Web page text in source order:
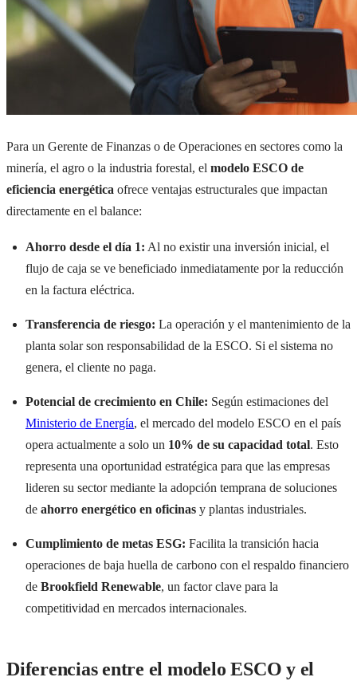
Para un Gerente de Finanzas o de Operaciones en sectores como la
minería, el agro o la industria forestal, el modelo ESCO de
eficiencia energética ofrece ventajas estructurales que impactan
directamente en el balance:
Ahorro desde el día 1: Al no existir una inversión inicial, el
flujo de caja se ve beneficiado inmediatamente por la reducción
en la factura eléctrica.
Transferencia de riesgo: La operación y el mantenimiento de la
planta solar son responsabilidad de la ESCO. Si el sistema no
genera, el cliente no paga.
Potencial de crecimiento en Chile: Según estimaciones del
Ministerio de Energía, el mercado del modelo ESCO en el país
opera actualmente a solo un 10% de su capacidad total. Esto
representa una oportunidad estratégica para que las empresas
lideren su sector mediante la adopción temprana de soluciones
de ahorro energético en oficinas y plantas industriales.
Cumplimiento de metas ESG: Facilita la transición hacia
operaciones de baja huella de carbono con el respaldo financiero
de Brookfield Renewable, un factor clave para la
competitividad en mercados internacionales.
Diferencias entre el modelo ESCO y el